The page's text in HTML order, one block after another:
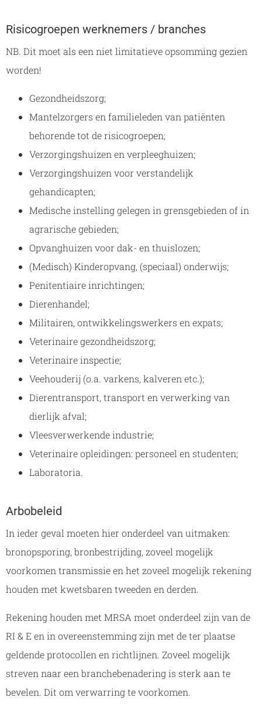
Risicogroepen werknemers / branches
NB. Dit moet als een niet limitatieve opsomming gezien
worden!
Gezondheidszorg;
Mantelzorgers en familieleden van patiënten
behorende tot de risicogroepen;
Verzorgingshuizen en verpleeghuizen;
Verzorgingshuizen voor verstandelijk
gehandicapten;
Medische instelling gelegen in grensgebieden of in
agrarische gebieden;
Opvanghuizen voor dak- en thuislozen;
(Medisch) Kinderopvang, (speciaal) onderwijs;
Penitentiaire inrichtingen;
Dierenhandel;
Militairen, ontwikkelingswerkers en expats;
Veterinaire gezondheidszorg;
Veterinaire inspectie;
Veehouderij (o.a. varkens, kalveren etc.);
Dierentransport, transport en verwerking van
dierlijk afval;
Vleesverwerkende industrie;
Veterinaire opleidingen: personeel en studenten;
Laboratoria.
Arbobeleid
In ieder geval moeten hier onderdeel van uitmaken:
bronopsporing, bronbestrijding, zoveel mogelijk
voorkomen transmissie en het zoveel mogelijk rekening
houden met kwetsbaren tweeden en derden.
Rekening houden met MRSA moet onderdeel zijn van de
RI & E en in overeenstemming zijn met de ter plaatse
geldende protocollen en richtlijnen. Zoveel mogelijk
streven naar een branchebenadering is sterk aan te
bevelen. Dit om verwarring te voorkomen.